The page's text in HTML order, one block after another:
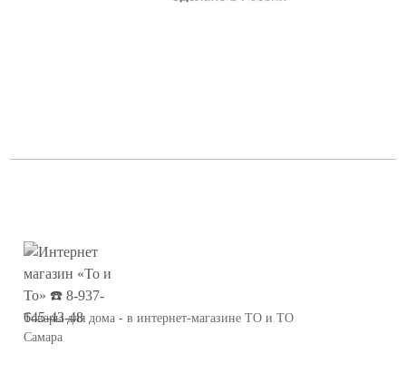
Товары для дома - в интернет-магазине ТО и ТО
Самара